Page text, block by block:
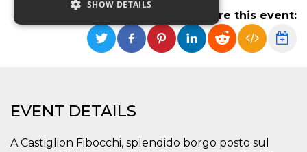
Share this event:
EVENT DETAILS
A Castiglion Fibocchi, splendido borgo posto sul
SHOW DETAILS
Strictly necessary Targeting
properly without strictly necessary cookies.
Name
Domain
Description